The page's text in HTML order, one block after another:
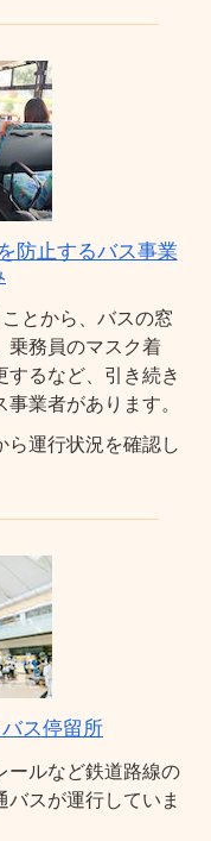
防止するバス事業
とから、バスの窓
乗務員のマスク着
るなど、引き続き
業者があります。
ら運行状況を確認し
ス停留所
ールなど鉄道路線の
スが運行していま